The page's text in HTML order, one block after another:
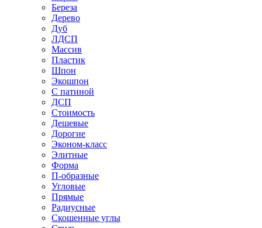
Береза
Дерево
Дуб
ЛДСП
Массив
Пластик
Шпон
Экошпон
С патиной
ДСП
Стоимость
Дешевые
Дорогие
Эконом-класс
Элитные
Форма
П-образные
Угловые
Прямые
Радиусные
Скошенные углы